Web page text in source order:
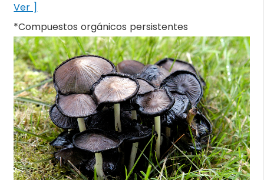
Ver ]
*Compuestos orgánicos persistentes